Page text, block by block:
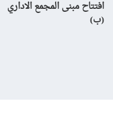
افتتاح مبنى المجمع الاداري
(ب)